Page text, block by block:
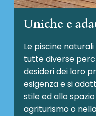
Uniche e
Le piscine naturali
tutte diverse
desideri dei loro
esigenza e si
stile ed allo
agriturismo o